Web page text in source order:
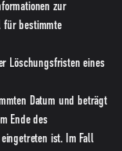
zur
für bestimmte
Löschungsfristen eines
Datum und beträgt
Ende des
ist. Im Fall